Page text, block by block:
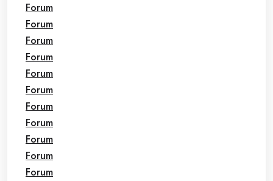
Forum
Forum
Forum
Forum
Forum
Forum
Forum
Forum
Forum
Forum
Forum